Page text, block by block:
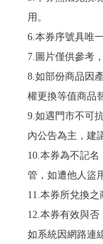
用。
6.本券序號具唯
7.圖片僅供參考
8.如部份商品因
權更換等值商品
9.如遇門市不可
內公告為主，建
10.本券為不記
管，如遭他人盜
11.本券所兌換之
12.本券有效與否
如系統因網路連